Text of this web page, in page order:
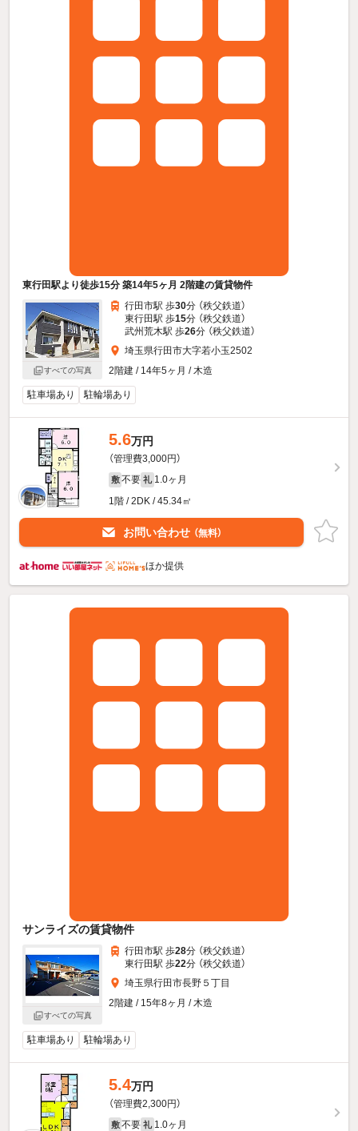
東行田駅より徒歩15分 築14年5ヶ月 2階建の賃貸物件
すべての写真
行田市駅 歩30分 （秩父鉄道）
東行田駅 歩15分 （秩父鉄道）
武州荒木駅 歩26分 （秩父鉄道）
埼玉県行田市大字若小玉2502
2階建 / 14年5ヶ月 / 木造
駐車場あり 駐輪場あり
5.6万円
（管理費3,000円）
敷 不要 礼 1.0ヶ月
1階 / 2DK / 45.34㎡
お問い合わせ （無料）
ほか提供
サンライズの賃貸物件
すべての写真
行田市駅 歩28分 （秩父鉄道）
東行田駅 歩22分 （秩父鉄道）
埼玉県行田市長野５丁目
2階建 / 15年8ヶ月 / 木造
駐車場あり 駐輪場あり
5.4万円
（管理費2,300円）
敷 不要 礼 1.0ヶ月